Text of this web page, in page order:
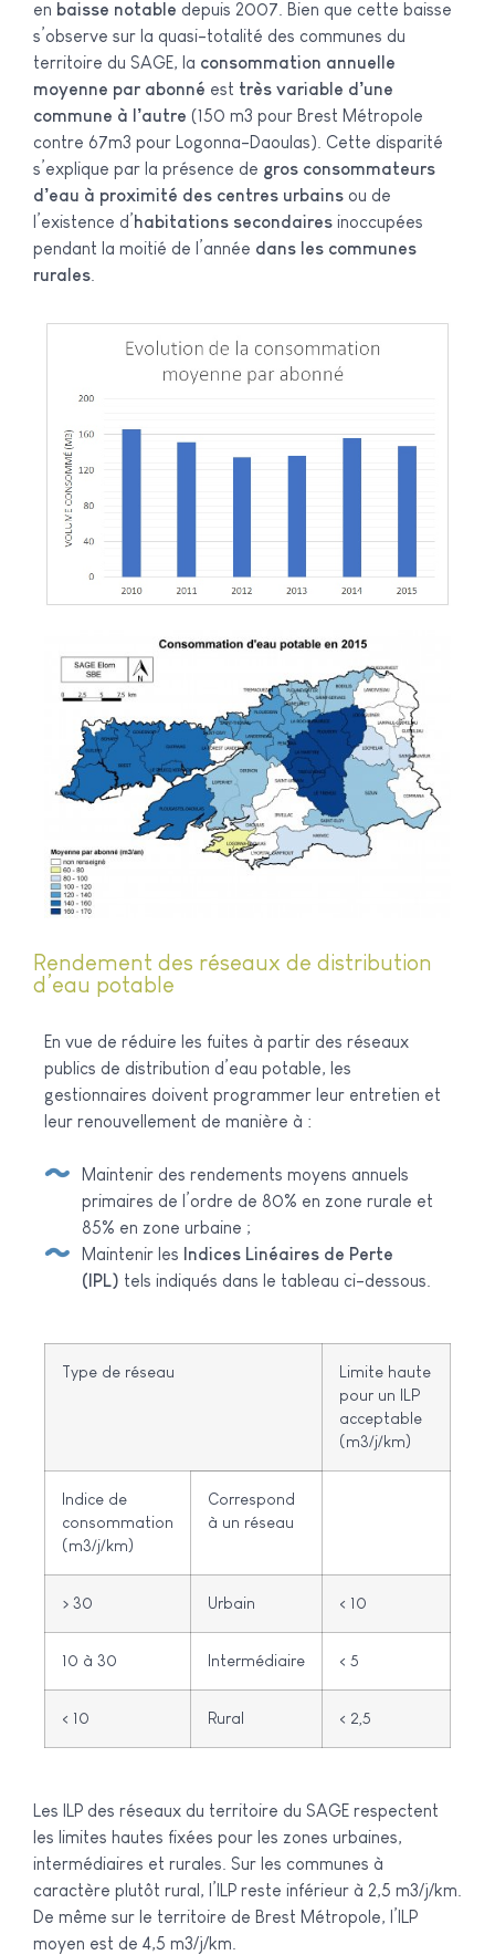
en baisse notable depuis 2007. Bien que cette baisse
s’observe sur la quasi-totalité des communes du
territoire du SAGE, la consommation annuelle
moyenne par abonné est très variable d’une
commune à l’autre (150 m3 pour Brest Métropole
contre 67m3 pour Logonna-Daoulas). Cette disparité
s’explique par la présence de gros consommateurs
d’eau à proximité des centres urbains ou de
l’existence d’habitations secondaires inoccupées
pendant la moitié de l’année dans les communes
rurales
Rendement des réseaux de distribution
d’eau potable
En vue de réduire les fuites à partir des réseaux
publics de distribution d’eau potable, les
gestionnaires doivent programmer leur entretien et
leur renouvellement de manière à :
Maintenir des rendements moyens annuels
primaires de l’ordre de 80% en zone rurale et
85% en zone urbaine ;
Maintenir les Indices Linéaires de Perte
(IPL) tels indiqués dans le tableau ci-dessous.
Type de réseau
Limite haute
pour un ILP
acceptable
(m3/j/km)
Indice de
consommation
(m3/j/km)
Correspond
à un réseau
> 30 Urbain < 10
10 à 30 Intermédiaire < 5
< 10 Rural < 2,5
Les ILP des réseaux du territoire du SAGE respectent
les limites hautes fixées pour les zones urbaines,
intermédiaires et rurales. Sur les communes à
caractère plutôt rural, l’ILP reste inférieur à 2,5 m3/j/km.
De même sur le territoire de Brest Métropole, l’ILP
moyen est de 4,5 m3/j/km.